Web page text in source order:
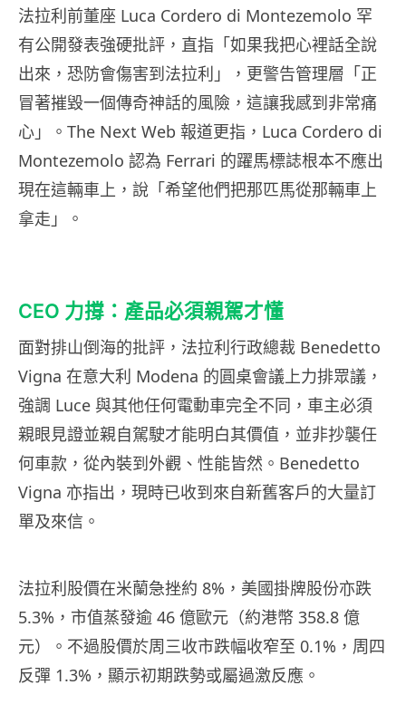
法拉利前董座 Luca Cordero di Montezemolo 罕
有公開發表強硬批評，直指「如果我把心裡話全說
出來，恐防會傷害到法拉利」，更警告管理層「正
冒著摧毀一個傳奇神話的風險，這讓我感到非常痛
心」。The Next Web 報道更指，Luca Cordero di
Montezemolo 認為 Ferrari 的躍馬標誌根本不應出
現在這輛車上，說「希望他們把那匹馬從那輛車上
拿走」。
CEO 力撐：產品必須親駕才懂
面對排山倒海的批評，法拉利行政總裁 Benedetto
Vigna 在意大利 Modena 的圓桌會議上力排眾議，
強調 Luce 與其他任何電動車完全不同，車主必須
親眼見證並親自駕駛才能明白其價值，並非抄襲任
何車款，從內裝到外觀、性能皆然。Benedetto
Vigna 亦指出，現時已收到來自新舊客戶的大量訂
單及來信。
法拉利股價在米蘭急挫約 8%，美國掛牌股份亦跌
5.3%，市值蒸發逾 46 億歐元（約港幣 358.8 億
元）。不過股價於周三收市跌幅收窄至 0.1%，周四
反彈 1.3%，顯示初期跌勢或屬過激反應。